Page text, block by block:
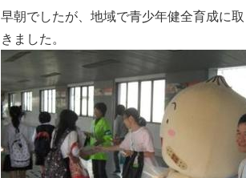
早朝でしたが、地域で青少年健全育成に
きました。